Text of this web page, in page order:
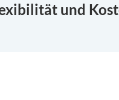
und